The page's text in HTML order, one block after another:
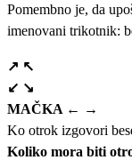
Pomembno je, da
imenovani trikotnik:
↗ ↖
↙ ↘
MAČKA ← →
Ko otrok izgovori
Koliko mora biti